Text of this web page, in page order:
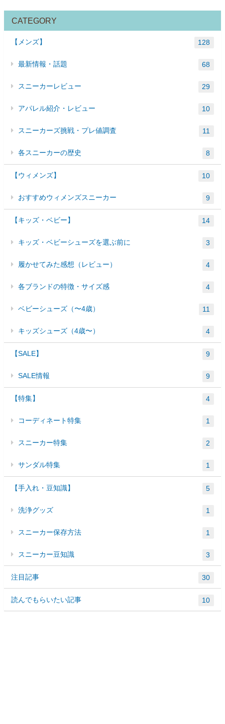
CATEGORY
【メンズ】 128
最新情報・話題 68
スニーカーレビュー 29
アパレル紹介・レビュー 10
スニーカーズ挑戦・プレ値調査 11
各スニーカーの歴史 8
【ウィメンズ】 10
おすすめウィメンズスニーカー 9
【キッズ・ベビー】 14
キッズ・ベビーシューズを選ぶ前に 3
履かせてみた感想（レビュー） 4
各ブランドの特徴・サイズ感 4
ベビーシューズ（〜4歳） 11
キッズシューズ（4歳〜） 4
【SALE】 9
SALE情報 9
【特集】 4
コーディネート特集 1
スニーカー特集 2
サンダル特集 1
【手入れ・豆知識】 5
洗浄グッズ 1
スニーカー保存方法 1
スニーカー豆知識 3
注目記事 30
読んでもらいたい記事 10